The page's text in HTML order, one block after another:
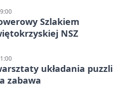
Szlakiem
NSZ
układania puzzli
zabawa